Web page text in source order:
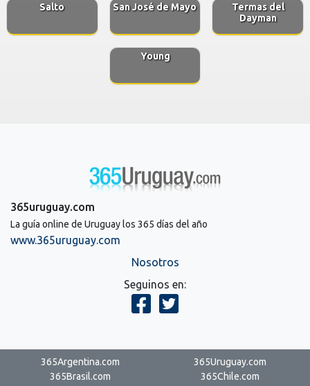
Salto San José de Mayo
Termas del
Dayman
Young
365uruguay.com
La guía online de Uruguay los 365 días del año
www.365uruguay.com
Nosotros
Seguinos en:
365Argentina.com
365Uruguay.com
365Brasil.com
365Chile.com